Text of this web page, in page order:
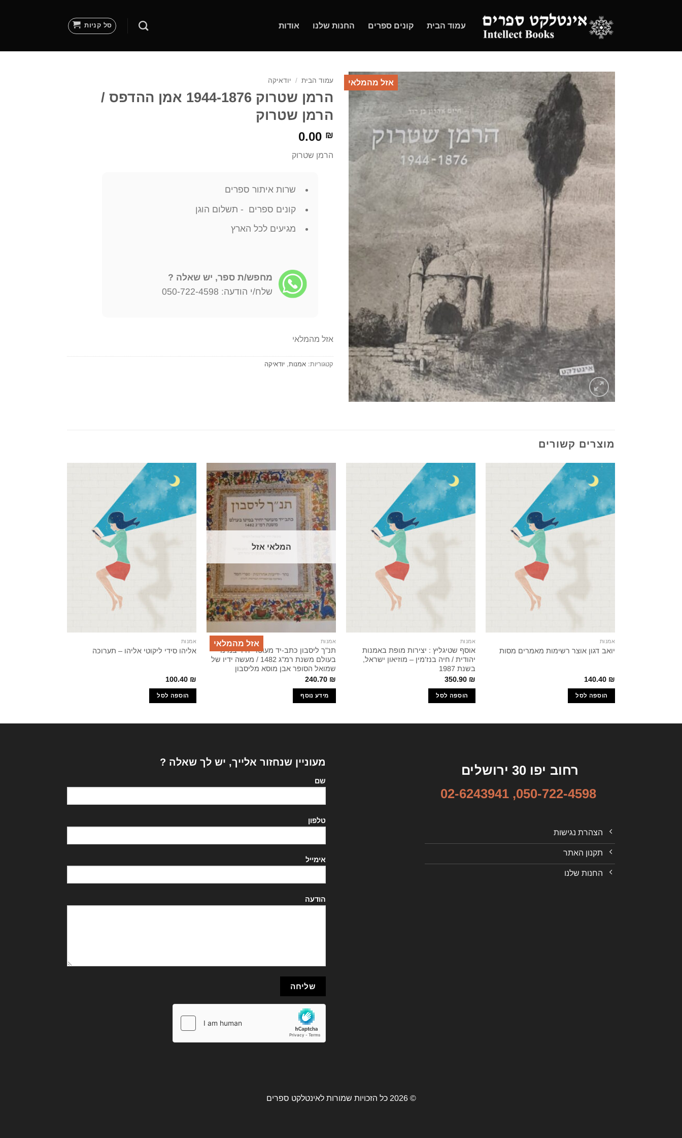
עמוד הבית קונים ספרים החנות שלנו אודות סל קניות
אזל מהמלאי עמוד הבית / יודאיקה
הרמן שטרוק 1944-1876 אמן ההדפס /
הרמן שטרוק
0.00 ₪
הרמן שטרוק
שרות איתור ספרים
קונים ספרים - תשלום הוגן
מגיעים לכל הארץ
מחפש/ת ספר, יש שאלה ?
שלח/י הודעה: 050-722-4598
אזל מהמלאי
קטגוריות: אמנות, יודאיקה
מוצרים קשורים
אמנות
יואב דגון אוצר רשימות מאמרים מסות
140.40 ₪
הוספה לסל
אמנות
אוסף שטיגליץ : יצירות מופת באמנות
יהודית / חיה בנז'מין – מוזיאון ישראל,
בשנת 1987
350.90 ₪
הוספה לסל
המלאי אזל
אזל מהמלאי אמנות
תנ"ך ליסבון כתב-יד מעוטר יחיד במינו
בעולם משנת רמ"ג 1482 / מעשה ידיו של
שמואל הסופר אבן מוסא מליסבון
240.70 ₪
מידע נוסף
אמנות
אליהו סידי ליקוטי אליהו – תערוכה
100.40 ₪
הוספה לסל
רחוב יפו 30 ירושלים
050-722-4598
,
02-6243941
הצהרת נגישות
תקנון האתר
החנות שלנו
מעוניין שנחזור אלייך, יש לך שאלה ?
שם
טלפון
אימייל
הודעה
© 2026 כל הזכויות שמורות לאינטלקט ספרים